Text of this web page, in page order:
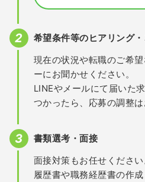
希望条件等のヒアリング
現在の状況や転職のご希
ーにお聞かせください。
LINEやメールにて届いた
つかったら、応募の調整は
書類選考・面接
面接対策もお任せください
履歴書や職務経歴書の作